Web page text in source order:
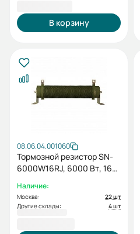
В корзину
08.06.04.001060
Тормозной резистор SN-
6000W16RJ, 6000 Вт, 16
Наличие:
Москва:
22 шт
Другие склады:
4 шт